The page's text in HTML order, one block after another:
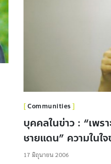
Communities
บุคคลในข่าว : “เพร
ชายแดน” ความในใ
17 มิถุนายน 2006